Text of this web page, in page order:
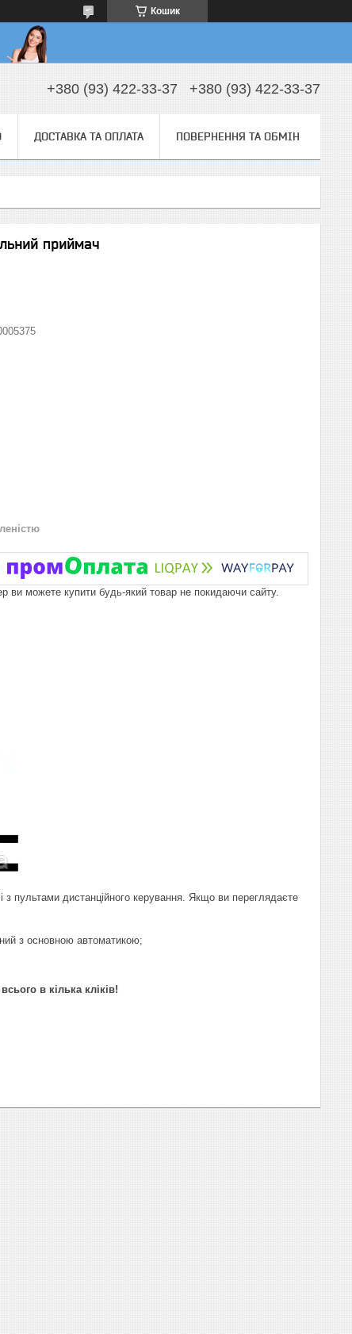
Кошик
+380 (93) 422-33-37 +380 (93) 422-33-37
ДОСТАВКА ТА ОПЛАТА ПОВЕРНЕННЯ ТА ОБМІН
приймач
ви можете купити будь-який товар не покидаючи сайту.
пультами дистанційного керування. Якщо ви переглядаєте
з основною автоматикою;
в кілька кліків!